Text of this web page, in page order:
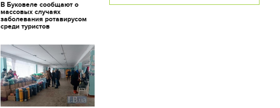
В Буковеле сообщают о
массовых случаях
заболевания ротавирусом
среди туристов